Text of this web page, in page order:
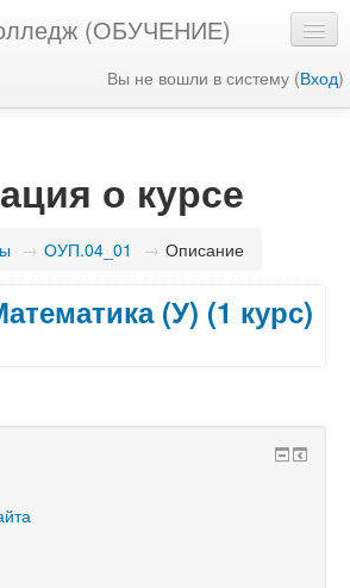
(ОБУЧЕНИЕ)
Вы не вошли в систему (Вход)
о курсе
→ ОУП.04_01 → Описание
(У) (1 курс)